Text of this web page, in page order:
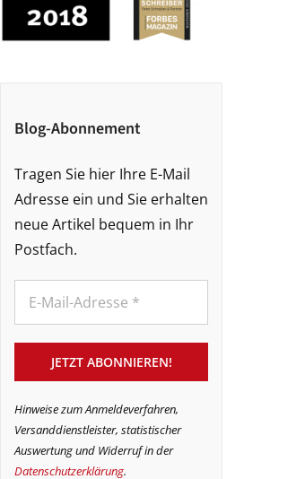
Blog-Abonnement
Tragen Sie hier Ihre E-Mail
Adresse ein und Sie erhalten
neue Artikel bequem in Ihr
Postfach.
Hinweise zum Anmeldeverfahren,
Versanddienstleister, statistischer
Auswertung und Widerruf in der
Datenschutzerklärung.